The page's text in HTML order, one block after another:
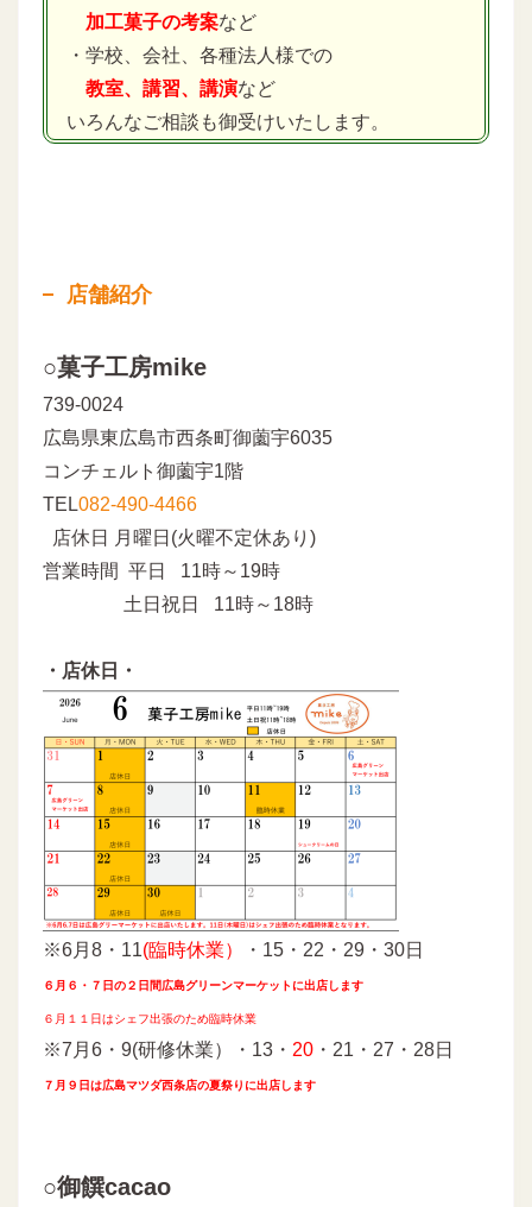
加工菓子の考案など
・学校、会社、各種法人様での
教室、講習、講演など
いろんなご相談も御受けいたします。
店舗紹介
○菓子工房mike
739-0024
広島県東広島市西条町御薗宇6035
コンチェルト御薗宇1階
TEL082-490-4466
店休日 月曜日(火曜不定休あり)
営業時間 平日 11時～19時
土日祝日 11時～18時
・店休日・
※6月8・11(臨時休業） ・15・22・29・30日
６月６・７日の２日間広島グリーンマーケットに出店します
６月１１日はシェフ出張のため臨時休業
※7月6・9(研修休業）・13・ 20 ・21・27・28日
７月９日は広島マツダ西条店の夏祭りに出店します
○御饌cacao